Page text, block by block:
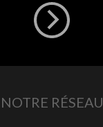
NOTRE RÉSEAU